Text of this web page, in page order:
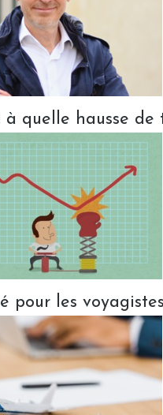
à quelle hausse
pour les